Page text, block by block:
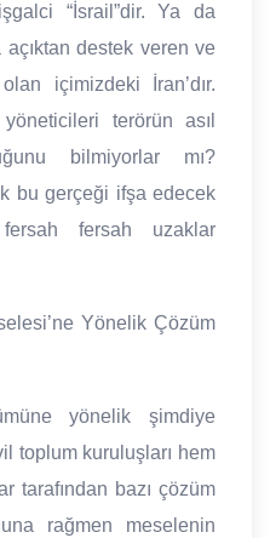
“İsrail”dir. Ya da
açıktan destek veren ve
içimizdeki İran’dır.
terörün asıl
bilmiyorlar mı?
bu gerçeği ifşa edecek
fersah uzaklar
Yönelik Çözüm
yönelik şimdiye
toplum kuruluşları hem
tarafından bazı çözüm
rağmen meselenin